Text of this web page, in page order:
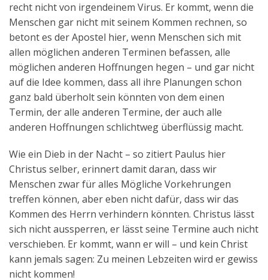
recht nicht von irgendeinem Virus. Er kommt, wenn die
Menschen gar nicht mit seinem Kommen rechnen, so
betont es der Apostel hier, wenn Menschen sich mit
allen möglichen anderen Terminen befassen, alle
möglichen anderen Hoffnungen hegen – und gar nicht
auf die Idee kommen, dass all ihre Planungen schon
ganz bald überholt sein könnten von dem einen
Termin, der alle anderen Termine, der auch alle
anderen Hoffnungen schlichtweg überflüssig macht.
Wie ein Dieb in der Nacht – so zitiert Paulus hier
Christus selber, erinnert damit daran, dass wir
Menschen zwar für alles Mögliche Vorkehrungen
treffen können, aber eben nicht dafür, dass wir das
Kommen des Herrn verhindern könnten. Christus lässt
sich nicht aussperren, er lässt seine Termine auch nicht
verschieben. Er kommt, wann er will – und kein Christ
kann jemals sagen: Zu meinen Lebzeiten wird er gewiss
nicht kommen!